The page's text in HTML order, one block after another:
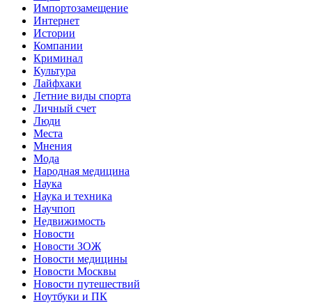
Импортозамещение
Интернет
Истории
Компании
Криминал
Культура
Лайфхаки
Летние виды спорта
Личный счет
Люди
Места
Мнения
Мода
Народная медицина
Наука
Наука и техника
Научпоп
Недвижимость
Новости
Новости ЗОЖ
Новости медицины
Новости Москвы
Новости путешествий
Ноутбуки и ПК